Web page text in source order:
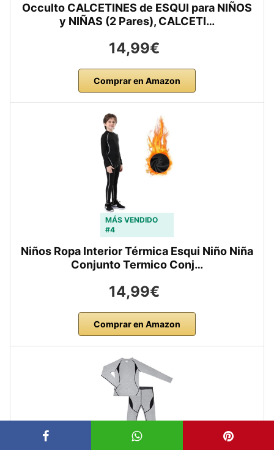
Occulto CALCETINES de ESQUI para NIÑOS
y NIÑAS (2 Pares), CALCETI…
14,99€
Comprar en Amazon
MÁS VENDIDO
#4
Niños Ropa Interior Térmica Esqui Niño Niña
Conjunto Termico Conj…
14,99€
Comprar en Amazon